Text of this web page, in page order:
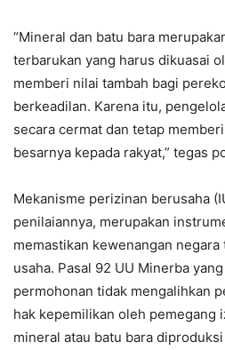
“Mineral dan batu bara
terbarukan yang harus dikuasai
memberi nilai tambah bagi
berkeadilan. Karena itu,
secara cermat dan tetap
besarnya kepada rakyat,” tegas
Mekanisme perizinan berusaha
penilaiannya, merupakan
memastikan kewenangan
usaha. Pasal 92 UU Minerba
permohonan tidak mengalihkan
hak kepemilikan oleh pemegang
mineral atau batu bara